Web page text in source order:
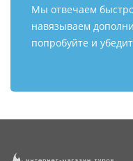
Мы отвечаем
навязываем
попробуйте и